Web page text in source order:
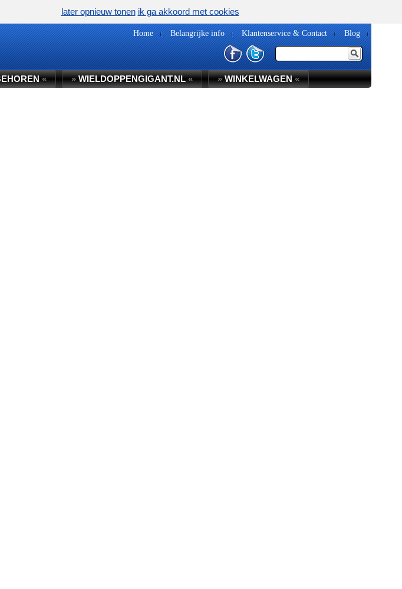
Home Belangrijke info Klantenservice & Contact Blog
« »WIELDOPPENGIGANT.NL« »WINKELWAGEN«
later opnieuw tonen ik ga akkoord met cookies